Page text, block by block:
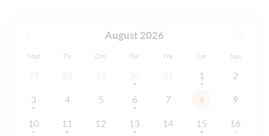
August 2026
Man Tir Ons Tor Fre Lør Søn
1 2
3 4 5 6 7 8 9
10 11 12 13 14 15 16